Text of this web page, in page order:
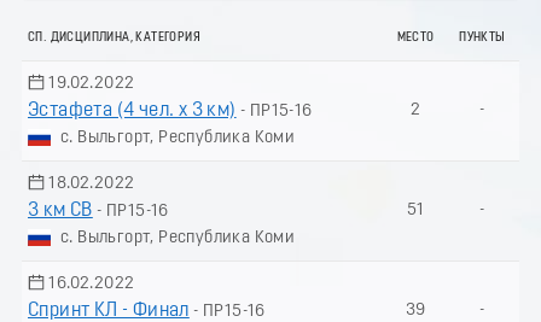
СП. ДИСЦИПЛИНА, КАТЕГОРИЯ МЕСТО ПУНКТЫ
19.02.2022
Эстафета (4 чел. х 3 км) - ПР15-16
с. Выльгорт, Республика Коми
2 -
18.02.2022
3 км СВ - ПР15-16
с. Выльгорт, Республика Коми
51 -
16.02.2022
Спринт КЛ - Финал - ПР15-16
39 -